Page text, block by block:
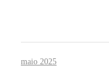
maio 2025